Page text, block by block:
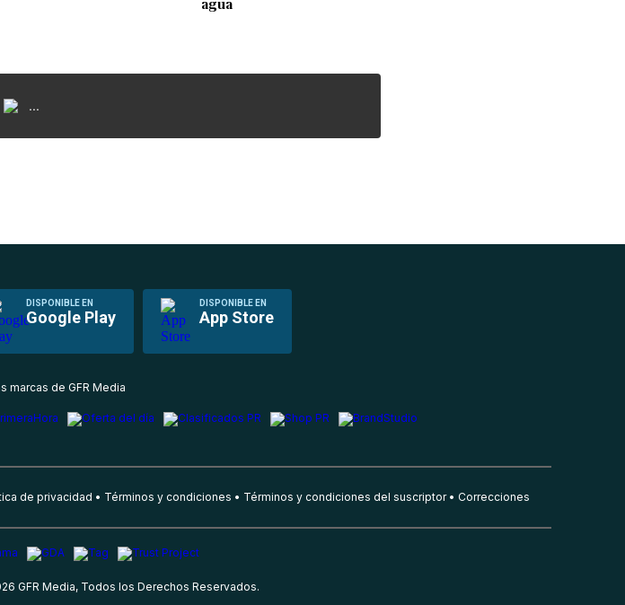
agua
...
DISPONIBLE EN
Google Play
DISPONIBLE EN
App Store
marcas de GFR Media
de privacidad Términos y condiciones Términos y condiciones del suscriptor Correcciones
GFR Media, Todos los Derechos Reservados.